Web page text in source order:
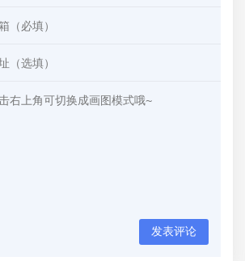
发表评论